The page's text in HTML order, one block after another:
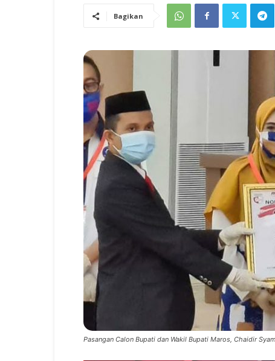
Bagikan
Pasangan Calon Bupati dan Wakil Bupati Maros, Chaidir